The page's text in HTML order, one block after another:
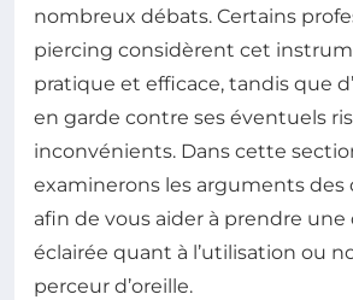
nombreux débats. Certains
piercing considèrent cet
pratique et efficace, tandis que
en garde contre ses éventuels
inconvénients. Dans cette
examinerons les arguments des
afin de vous aider à prendre une
éclairée quant à l’utilisation ou
perceur d’oreille.